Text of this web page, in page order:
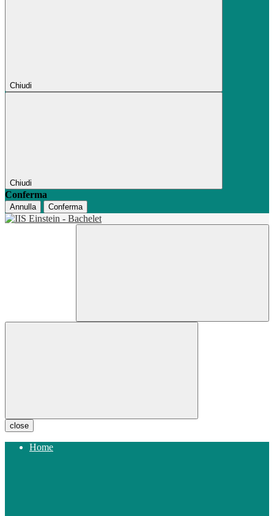
Chiudi
Chiudi
Conferma
Annulla Conferma
close
Home